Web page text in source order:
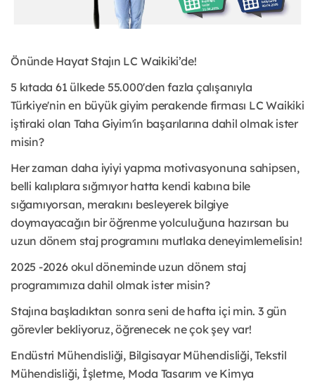
Önünde Hayat Stajın LC Waikiki’de!
5 kıtada 61 ülkede 55.000'den fazla çalışanıyla
Türkiye'nin en büyük giyim perakende firması LC Waikiki
iştiraki olan Taha Giyim'in başarılarına dahil olmak ister
misin?
Her zaman daha iyiyi yapma motivasyonuna sahipsen,
belli kalıplara sığmıyor hatta kendi kabına bile
sığamıyorsan, merakını besleyerek bilgiye
doymayacağın bir öğrenme yolculuğuna hazırsan bu
uzun dönem staj programını mutlaka deneyimlemelisin!
2025 -2026 okul döneminde uzun dönem staj
programımıza dahil olmak ister misin?
Stajına başladıktan sonra seni de hafta içi min. 3 gün
görevler bekliyoruz, öğrenecek ne çok şey var!
Endüstri Mühendisliği, Bilgisayar Mühendisliği, Tekstil
Mühendisliği, İşletme, Moda Tasarım ve Kimya